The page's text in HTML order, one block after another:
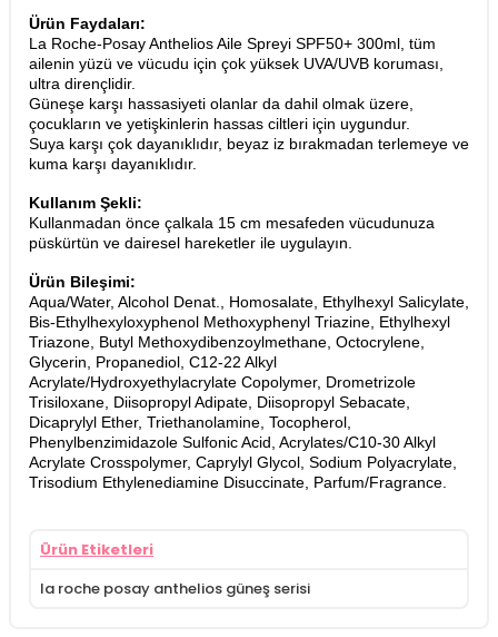
Ürün Faydaları:
La Roche-Posay Anthelios Aile Spreyi SPF50+ 300ml, tüm
ailenin yüzü ve vücudu için çok yüksek UVA/UVB koruması,
ultra dirençlidir.
Güneşe karşı hassasiyeti olanlar da dahil olmak üzere,
çocukların ve yetişkinlerin hassas ciltleri için uygundur.
Suya karşı çok dayanıklıdır, beyaz iz bırakmadan terlemeye ve
kuma karşı dayanıklıdır.
Kullanım Şekli:
Kullanmadan önce çalkala 15 cm mesafeden vücudunuza
püskürtün ve dairesel hareketler ile uygulayın.
Ürün Bileşimi:
Aqua/Water, Alcohol Denat., Homosalate, Ethylhexyl Salicylate,
Bis-Ethylhexyloxyphenol Methoxyphenyl Triazine, Ethylhexyl
Triazone, Butyl Methoxydibenzoylmethane, Octocrylene,
Glycerin, Propanediol, C12-22 Alkyl
Acrylate/Hydroxyethylacrylate Copolymer, Drometrizole
Trisiloxane, Diisopropyl Adipate, Diisopropyl Sebacate,
Dicaprylyl Ether, Triethanolamine, Tocopherol,
Phenylbenzimidazole Sulfonic Acid, Acrylates/C10-30 Alkyl
Acrylate Crosspolymer, Caprylyl Glycol, Sodium Polyacrylate,
Trisodium Ethylenediamine Disuccinate, Parfum/Fragrance.
Ürün Etiketleri
la roche posay anthelios güneş serisi